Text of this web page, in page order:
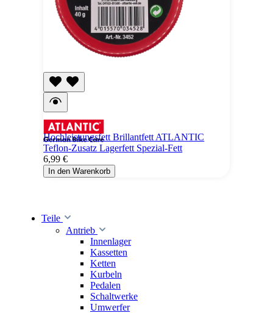
Hochleistungsfett Brillantfett ATLANTIC
Teflon-Zusatz Lagerfett Spezial-Fett
6,99 €
In den Warenkorb
Teile
Antrieb
Innenlager
Kassetten
Ketten
Kurbeln
Pedalen
Schaltwerke
Umwerfer